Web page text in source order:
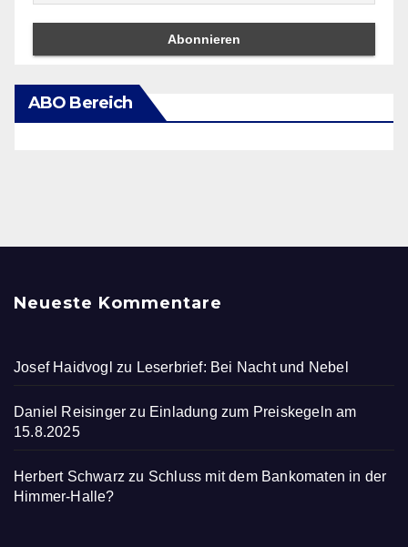
ABO Bereich
Neueste Kommentare
Josef Haidvogl zu Leserbrief: Bei Nacht und Nebel
Daniel Reisinger zu Einladung zum Preiskegeln am
15.8.2025
Herbert Schwarz zu Schluss mit dem Bankomaten in der
Himmer-Halle?